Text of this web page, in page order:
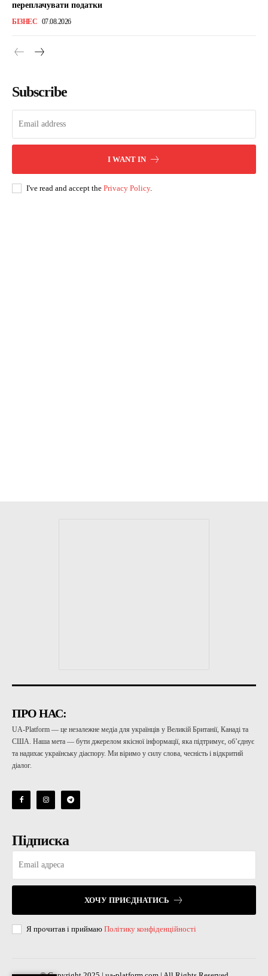
переплачувати податки
БІЗНЕС 07.08.2026
Subscribe
I WANT IN
I've read and accept the Privacy Policy.
ПРО НАС:
UA-Platform — це незалежне медіа для українців у Великій Британії, Канаді та
США. Наша мета — бути джерелом якісної інформації, яка підтримує, об’єднує
та надихає українську діаспору. Ми віримо у силу слова, чесність і відкритий
діалог.
Підписка
ХОЧУ ПРИЄДНАТИСЬ
Я прочитав і приймаю Політику конфіденційності